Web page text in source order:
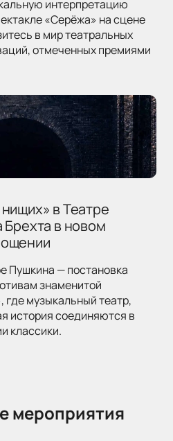
интерпретацию
«Серёжа» на сцене
в мир театральных
отмеченных премиями
в Театре
Брехта в новом
Пушкина — постановка
знаменитой
где музыкальный театр,
история соединяются в
классики.
мероприятия